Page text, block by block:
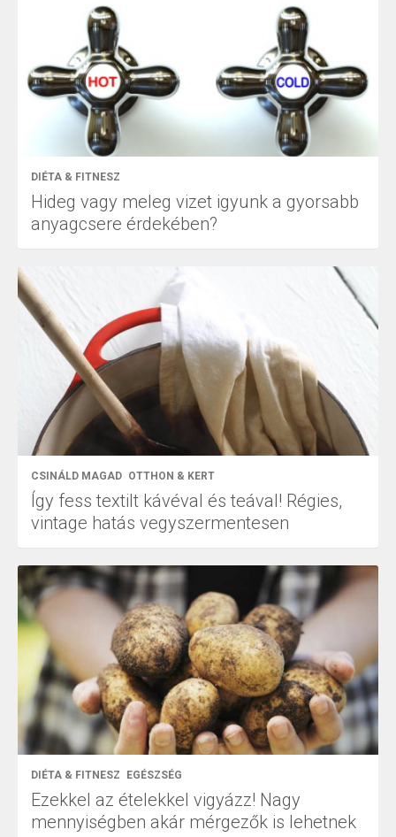
DIÉTA & FITNESZ
Hideg vagy meleg vizet igyunk a gyorsabb
anyagcsere érdekében?
CSINÁLD MAGAD OTTHON & KERT
Így fess textilt kávéval és teával! Régies,
vintage hatás vegyszermentesen
DIÉTA & FITNESZ EGÉSZSÉG
Ezekkel az ételekkel vigyázz! Nagy
mennyiségben akár mérgezők is lehetnek